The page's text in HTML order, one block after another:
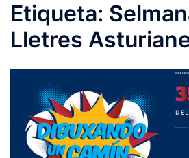
Etiqueta:
Lletres